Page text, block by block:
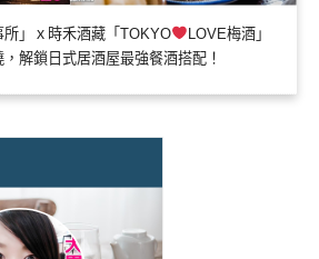
」ｘ時禾酒藏「TOKYO
LOVE梅酒」
解鎖日式居酒屋最強餐酒搭配！